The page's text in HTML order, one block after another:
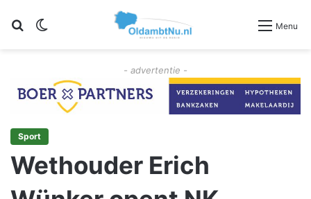
Zoeken Menu
- advertentie -
Sport
Wethouder Erich